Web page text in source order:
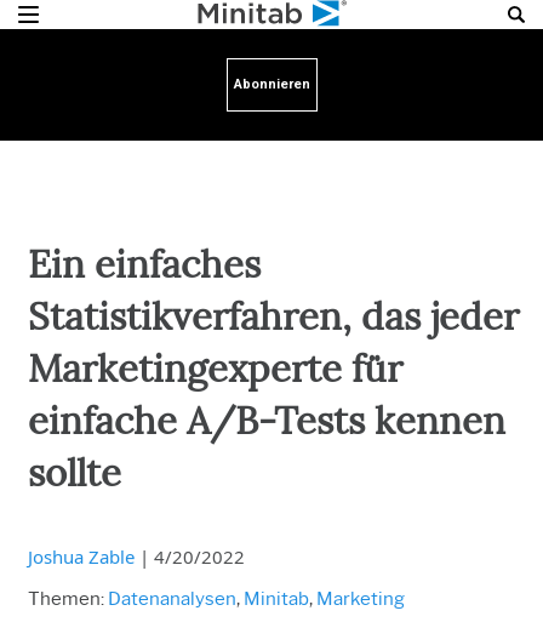
Abonnieren
Ein einfaches
Statistikverfahren, das jeder
Marketingexperte für
einfache A/B-Tests kennen
sollte
Joshua Zable | 4/20/2022
Themen: Datenanalysen, Minitab, Marketing